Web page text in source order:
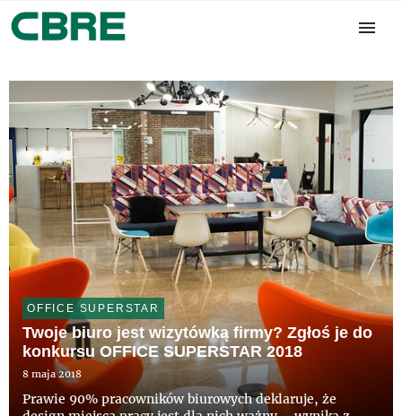
OFFICE SUPERSTAR
Twoje biuro jest wizytówką firmy? Zgłoś je do
konkursu OFFICE SUPERSTAR 2018
8 maja 2018
Prawie 90% pracowników biurowych deklaruje, że